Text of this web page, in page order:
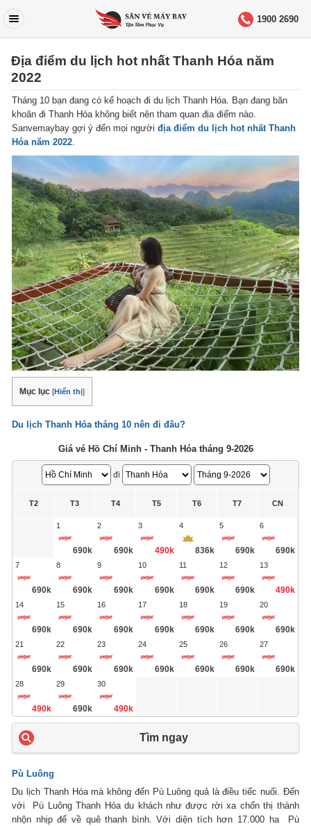
1900 2690
Địa điểm du lịch hot nhất Thanh Hóa năm
2022
Tháng 10 bạn đang có kế hoạch đi du lịch Thanh Hóa. Bạn đang băn
khoăn đi Thanh Hóa không biết nên tham quan địa điểm nào.
Sanvemaybay gợi ý đến mọi ngườiđịa điểm du lịch hot nhất Thanh
Hóa năm 2022.
Mục lục [Hiển thị]
Du lịch Thanh Hóa tháng 10 nên đi đâu?
Giá vé Hồ Chí Minh - Thanh Hóa tháng 9-2026
đi
T2 T3 T4 T5 T6 T7 CN
1
690k
2
690k
3
490k
4
836k
5
690k
6
690k
7
690k
8
690k
9
690k
10
690k
11
690k
12
690k
13
490k
14
690k
15
690k
16
690k
17
690k
18
690k
19
690k
20
690k
21
690k
22
690k
23
690k
24
690k
25
690k
26
690k
27
690k
28
490k
29
690k
30
490k
Tìm ngay
Pù Luông
Du lịch Thanh Hóa mà không đến Pù Luông quả là điều tiếc nuối. Đến
với Pù Luông Thanh Hóa du khách như được rời xa chốn thị thành
nhộn nhịp để về quê thanh bình. Với diện tích hơn 17.000 ha Pù